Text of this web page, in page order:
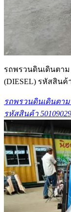
รถพรวนดินเดินตาม
(DIESEL) รหัสสินค้า
รถพรวนดินเดินตาม
รหัสสินค้า